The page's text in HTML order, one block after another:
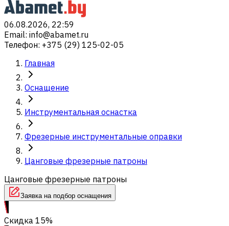
06.08.2026, 22:59
Email: info@abamet.ru
Телефон: +375 (29) 125-02-05
Главная
Оснащение
Инструментальная оснастка
Фрезерные инструментальные оправки
Цанговые фрезерные патроны
Цанговые фрезерные патроны
Заявка на подбор оснащения
Скидка 15%